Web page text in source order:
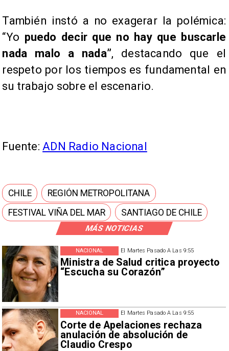
MÁS NOTICIAS
El Martes Pasado A Las 9:55
Ministra de Salud critica proyecto
“Escucha su Corazón”
NACIONAL
El Martes Pasado A Las 9:55
Corte de Apelaciones rechaza
anulación de absolución de
Claudio Crespo
NACIONAL
También instó a no exagerar la polémica:
“Yo puedo decir que no hay que buscarle
nada malo a nada”, destacando que el
respeto por los tiempos es fundamental en
su trabajo sobre el escenario.
Fuente: ADN Radio Nacional
CHILE
REGIÓN METROPOLITANA
FESTIVAL VIÑA DEL MAR
SANTIAGO DE CHILE